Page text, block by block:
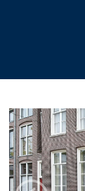
Open huizen
Baerz & Co
Aangekocht